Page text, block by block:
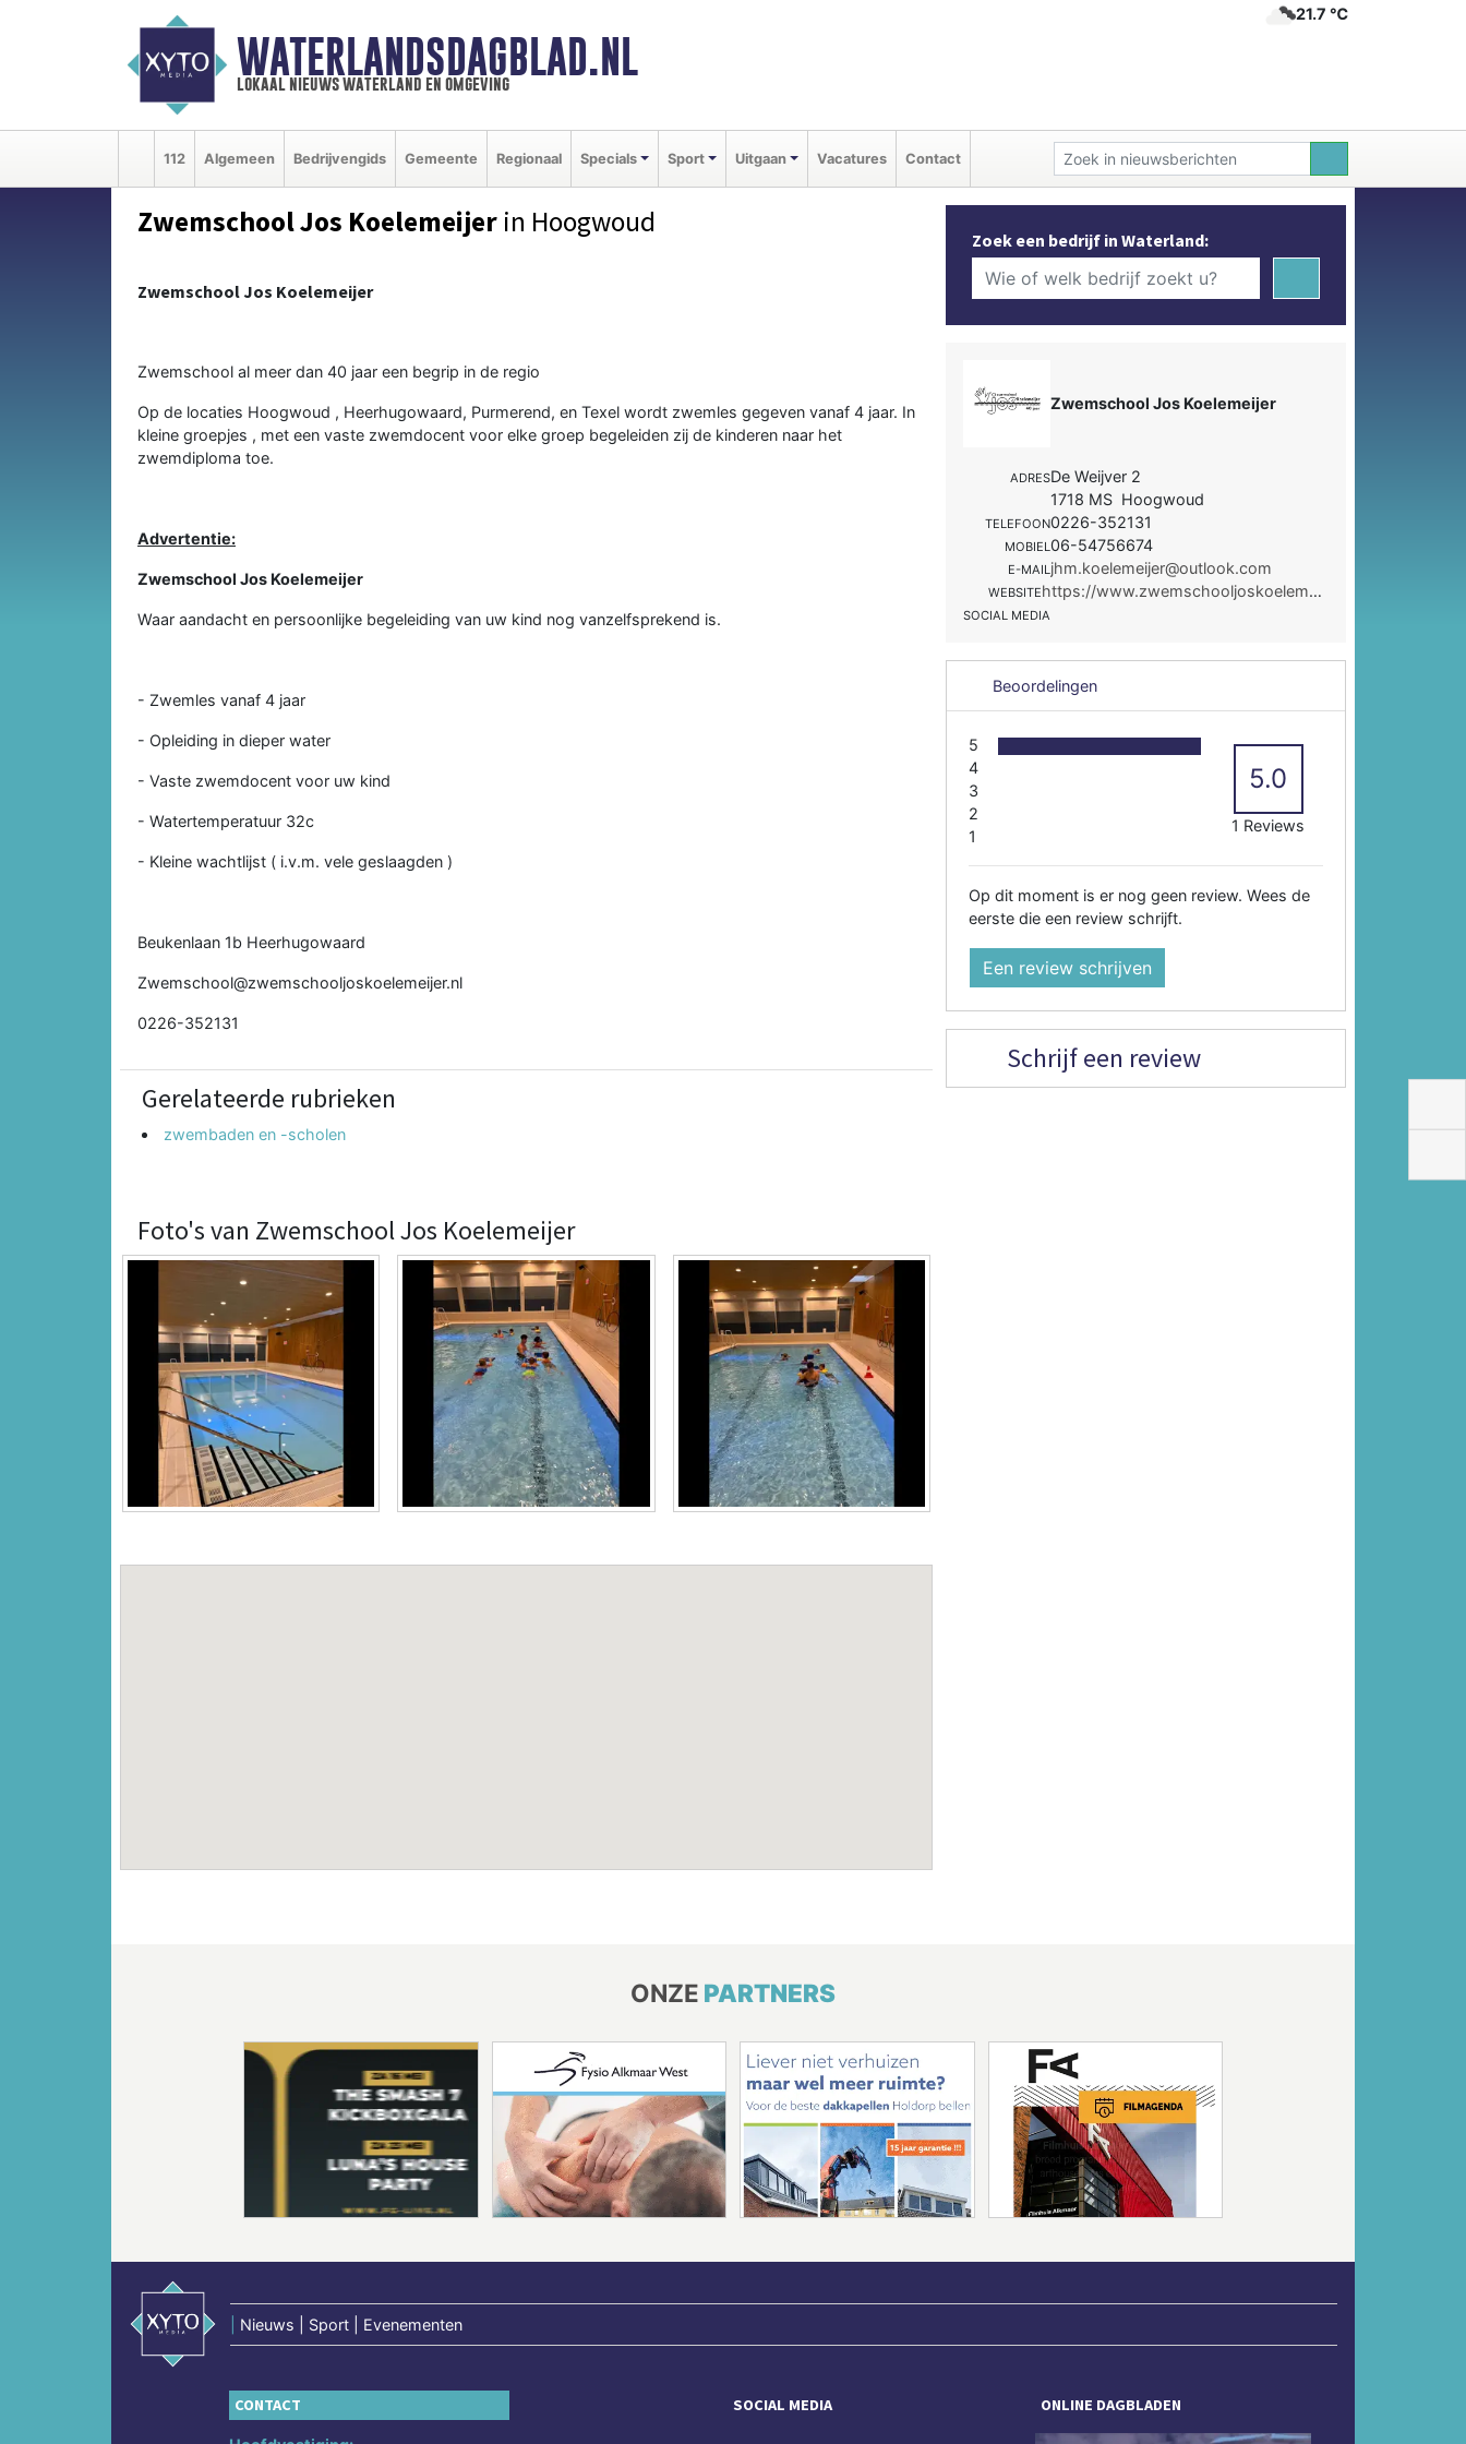
WATERLANDSDAGBLAD.NL
lokaal nieuws waterland en omgeving
21.7 ℃
112 Algemeen Bedrijvengids Gemeente Regionaal Specials Sport Uitgaan Vacatures Contact
Zwemschool Jos Koelemeijer in Hoogwoud
Zwemschool Jos Koelemeijer
Zwemschool al meer dan 40 jaar een begrip in de regio
Op de locaties Hoogwoud , Heerhugowaard, Purmerend, en Texel wordt zwemles gegeven vanaf 4 jaar. In
kleine groepjes , met een vaste zwemdocent voor elke groep begeleiden zij de kinderen naar het
zwemdiploma toe.
Advertentie:
Zwemschool Jos Koelemeijer
Waar aandacht en persoonlijke begeleiding van uw kind nog vanzelfsprekend is.
- Zwemles vanaf 4 jaar
- Opleiding in dieper water
- Vaste zwemdocent voor uw kind
- Watertemperatuur 32c
- Kleine wachtlijst ( i.v.m. vele geslaagden )
Beukenlaan 1b Heerhugowaard
Zwemschool@zwemschooljoskoelemeijer.nl
0226-352131
Gerelateerde rubrieken
zwembaden en -scholen
Foto's van Zwemschool Jos Koelemeijer
Zoek een bedrijf in Waterland:
Zwemschool Jos Koelemeijer
ADRESDe Weijver 2
1718 MS Hoogwoud
TELEFOON0226-352131
MOBIEL06-54756674
E-MAILjhm.koelemeijer@outlook.com
WEBSITE https://www.zwemschooljoskoelemeijer.nl/
SOCIAL MEDIA
Beoordelingen
5
4
3
2
1
5.0
1 Reviews
Op dit moment is er nog geen review. Wees de
eerste die een review schrijft.
Een review schrijven
Schrijf een review
ONZE PARTNERS
Nieuws | Sport | Evenementen
CONTACT SOCIAL MEDIA ONLINE DAGBLADEN